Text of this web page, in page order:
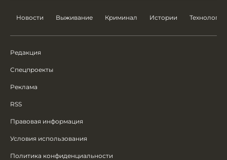
Новости Выживание Криминал Истории Технологии
Редакция
Спецпроекты
Реклама
RSS
Правовая информация
Условия использования
Политика конфиденциальности